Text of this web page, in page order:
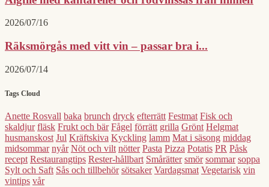
2026/07/16
Räksmörgås med vitt vin – passar bra i...
2026/07/14
Tags Cloud
Anette Rosvall baka brunch dryck efterrätt Festmat Fisk och
skaldjur fläsk Frukt och bär Fågel förrätt grilla Grönt Helgmat
husmanskost Jul Kräftskiva Kyckling lamm Mat i säsong middag
midsommar nyår Nöt och vilt nötter Pasta Pizza Potatis PR Påsk
recept Restaurangtips Rester-hållbart Smårätter smör sommar soppa
Sylt och Saft Sås och tillbehör sötsaker Vardagsmat Vegetarisk vin
vintips vår